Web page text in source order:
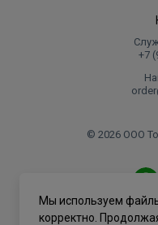
+7
© 2026 ООО
Политика
Мы используем
корректно.